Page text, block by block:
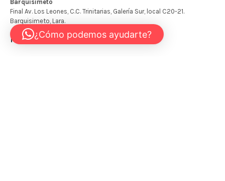
Mapa del Sitio
¿Cómo podemos ayudarte?